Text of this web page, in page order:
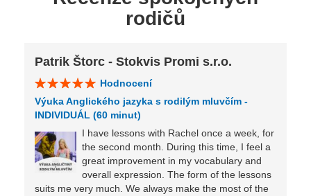
rodičů
Patrik Štorc - Stokvis Promi s.r.o.
Hodnocení
Výuka Anglického jazyka s rodilým mluvčím -
INDIVIDUÁL (60 minut)
I have lessons with Rachel once a week, for
the second month. During this time, I feel a
great improvement in my vocabulary and
overall expression. The form of the lessons
suits me very much. We always make the most of the